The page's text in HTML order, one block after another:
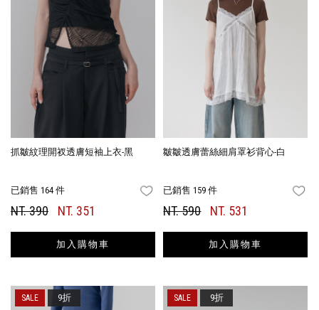
抓皺紋理開衩透膚短袖上衣-黑
已銷售 164 件 FAVORITES
NT. 390 NT. 351
加入購物車
皺皺透膚蕾絲細肩罩衫背心-白
已銷售 159 件
NT. 590 NT. 531
加入購物車
9折 9折